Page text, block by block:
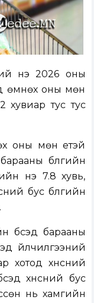
үнэ 2026 оны
өмнөх оны мөн
хувиар тус тус
оны мөн үетэй
бүлгийн
үнэ 7.8 хувь,
бус бүлгийн
бүсэд барааны
үйлчилгээний
хотод хүнсний
хүнсний бус
нь хамгийн